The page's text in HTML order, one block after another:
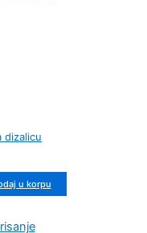
dizalicu
u korpu